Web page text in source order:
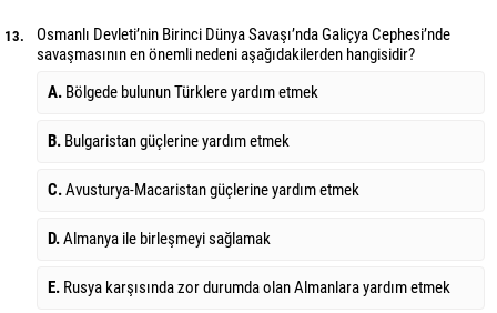
13.
Osmanlı Devleti’nin Birinci Dünya Savaşı’nda Galiçya Cephesi’nde
savaşmasının en önemli nedeni aşağıdakilerden hangisidir?
A. Bölgede bulunun Türklere yardım etmek
B. Bulgaristan güçlerine yardım etmek
C.Avusturya-Macaristan güçlerine yardım etmek
D.Almanya ile birleşmeyi sağlamak
E. Rusya karşısında zor durumda olan Almanlara yardım etmek